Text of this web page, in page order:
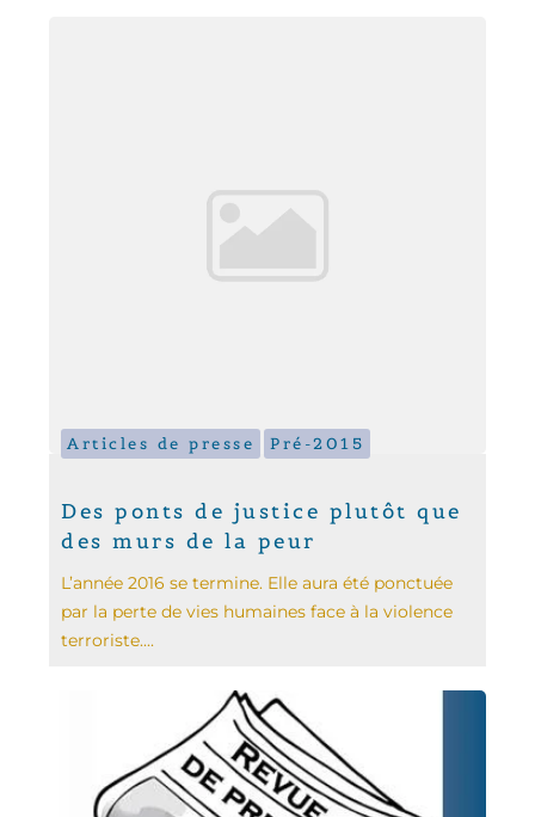
Articles de presse Pré-2015
Des ponts de justice plutôt que
des murs de la peur
L’année 2016 se termine. Elle aura été ponctuée
par la perte de vies humaines face à la violence
terroriste....